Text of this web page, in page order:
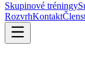
Skupinové tréningy
RozvrhKontakt